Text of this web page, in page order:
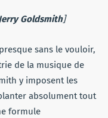
Goldsmith]
sans le vouloir,
de la musique de
y imposent les
absolument tout
formule